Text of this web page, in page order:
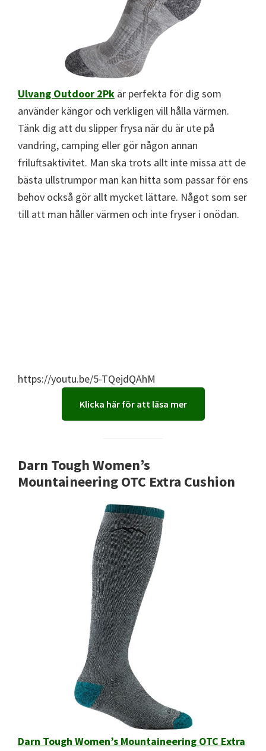
Ulvang Outdoor 2Pk är perfekta för dig som
använder kängor och verkligen vill hålla värmen.
Tänk dig att du slipper frysa när du är ute på
vandring, camping eller gör någon annan
friluftsaktivitet. Man ska trots allt inte missa att de
bästa ullstrumpor man kan hitta som passar för ens
behov också gör allt mycket lättare. Något som ser
till att man håller värmen och inte fryser i onödan.
https://youtu.be/5-TQejdQAhM
Klicka här för att läsa mer
Darn Tough Women’s
Mountaineering OTC Extra Cushion
Darn Tough Women’s Mountaineering OTC Extra